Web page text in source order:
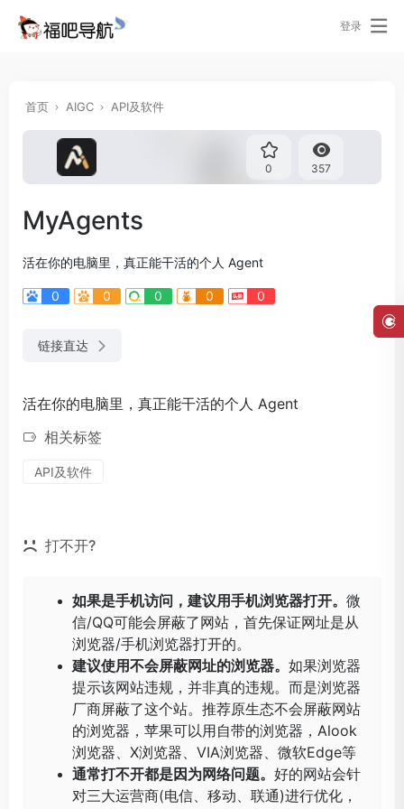
登录
首页 AIGC API及软件
0 357
MyAgents
活在你的电脑里，真正能干活的个人 Agent
0 0 0 0 0
链接直达
活在你的电脑里，真正能干活的个人 Agent
相关标签
API及软件
打不开?
如果是手机访问，建议用手机浏览器打开。 微
信/QQ可能会屏蔽了网站，首先保证网址是从
浏览器/手机浏览器打开的。
建议使用不会屏蔽网址的浏览器。 如果浏览器
提示该网站违规，并非真的违规。而是浏览器
厂商屏蔽了这个站。推荐原生态不会屏蔽网站
的浏览器，苹果可以用自带的浏览器， Alook
浏览器
X浏览器 VIA浏览器 微软Edge等
通常打不开都是因为网络问题。 好的网站会针
对三大运营商(电信、移动、联通)进行优化，